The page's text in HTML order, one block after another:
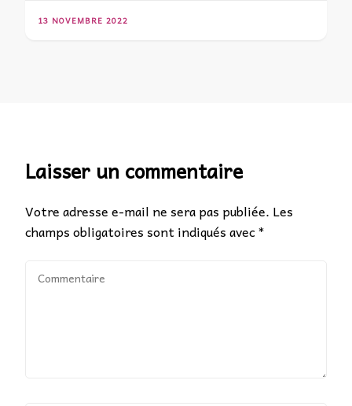
13 NOVEMBRE 2022
Laisser un commentaire
Votre adresse e-mail ne sera pas publiée. Les
champs obligatoires sont indiqués avec*